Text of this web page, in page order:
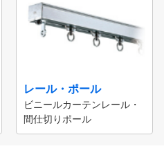
レール・ポール
ビニールカーテンレール・
間仕切りポール